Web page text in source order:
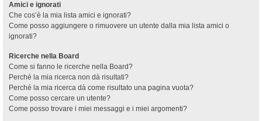
Amici e ignorati
Che cos’è la mia lista amici e ignorati?
Come posso aggiungere o rimuovere un utente dalla mia lista amici o
ignorati?
Ricerche nella Board
Come si fanno le ricerche nella Board?
Perché la mia ricerca non dà risultati?
Perché la mia ricerca dà come risultato una pagina vuota?
Come posso cercare un utente?
Come posso trovare i miei messaggi e i miei argomenti?